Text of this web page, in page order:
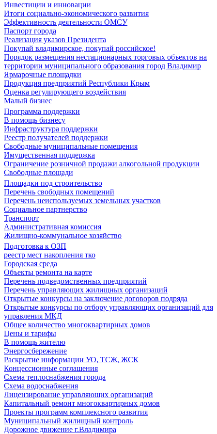
Инвестиции и инновации
Итоги социально-экономического развития
Эффективность деятельности ОМСУ
Паспорт города
Реализация указов Президента
Покупай владимирское, покупай российское!
Порядок размещения нестационарных торговых объектов на
территории муниципального образования город Владимир
Ярмарочные площадки
Продукция предприятий Республики Крым
Оценка регулирующего воздействия
Малый бизнес
Программа поддержки
В помощь бизнесу
Инфраструктура поддержки
Реестр получателей поддержки
Свободные муниципальные помещения
Имущественная поддержка
Ограничение розничной продажи алкогольной продукции
Свободные площади
Площадки под строительство
Перечень свободных помещений
Перечень неиспользуемых земельных участков
Социальное партнерство
Транспорт
Административная комиссия
Жилищно-коммунальное хозяйство
Подготовка к ОЗП
реестр мест накопления тко
Городская среда
Объекты ремонта на карте
Перечень подведомственных предприятий
Перечень управляющих жилищных организаций
Открытые конкурсы на заключение договоров подряда
Открытые конкурсы по отбору управляющих организаций для
управления МКД
Общее количество многоквартирных домов
Цены и тарифы
В помощь жителю
Энергосбережение
Раскрытие информации УО, ТСЖ, ЖСК
Концессионные соглашения
Схема теплоснабжения города
Схема водоснабжения
Лицензирование управляющих организаций
Капитальный ремонт многоквартирных домов
Проекты программ комплексного развития
Муниципальный жилищный контроль
Дорожное движение г.Владимира